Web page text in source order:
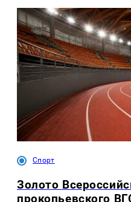
Спорт
Золото
прокопьевского